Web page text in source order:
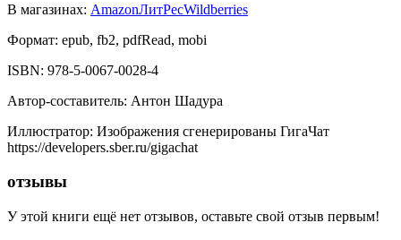
В магазинах: AmazonЛитРесWildberries
Формат: epub, fb2, pdfRead, mobi
ISBN: 978-5-0067-0028-4
Автор-составитель: Антон Шадура
Иллюстратор: Изображения сгенерированы ГигаЧат
https://developers.sber.ru/gigachat
отзывы
У этой книги ещё нет отзывов, оставьте свой отзыв первым!